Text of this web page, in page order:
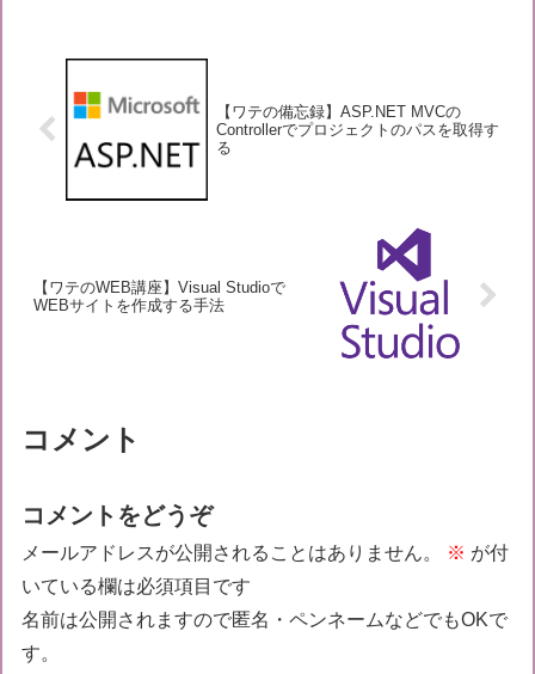
【ワテの備忘録】ASP.NET MVCの
Controllerでプロジェクトのパスを取得す
る
【ワテのWEB講座】Visual Studioで
WEBサイトを作成する手法
コメント
コメントをどうぞ
メールアドレスが公開されることはありません。 ※ が付
いている欄は必須項目です
名前は公開されますので匿名・ペンネームなどでもOKで
す。